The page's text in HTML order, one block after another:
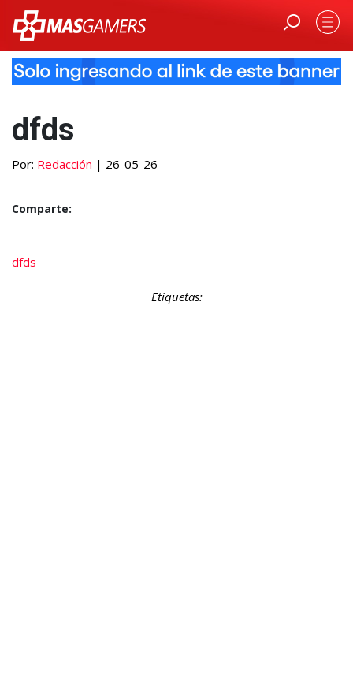
dfds
Por: Redacción | 26-05-26
Comparte:
dfds
Etiquetas: